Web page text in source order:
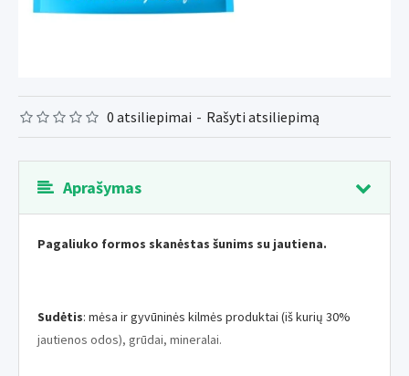
0 atsiliepimai - Rašyti atsiliepimą
Aprašymas
Pagaliuko formos skanėstas šunims su jautiena.
Sudėtis: mėsa ir gyvūninės kilmės produktai (iš kurių 30%
jautienos odos), grūdai, mineralai.